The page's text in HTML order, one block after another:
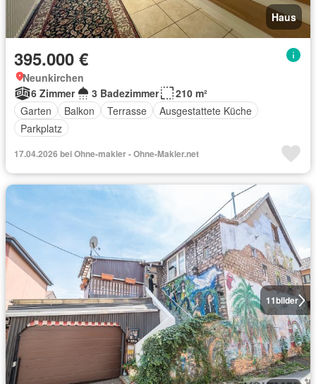
Haus
395.000 €
Neunkirchen
6 Zimmer
3 Badezimmer
210 m²
Garten
Balkon Terrasse
Ausgestattete Küche
Parkplatz
17.04.2026 bei Ohne-makler - Ohne-Makler.net
11bilder